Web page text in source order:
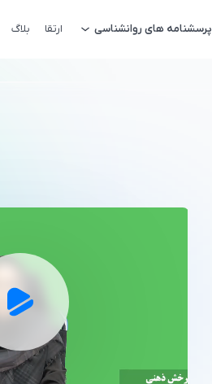
پرسشنامه های روانشناسی ارتقا بلاگ